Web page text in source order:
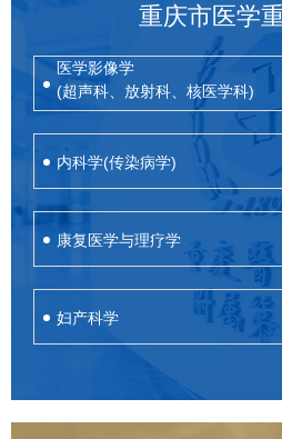
重庆市医学
医学影像学
(超声科、放射科、核医学科)
内科学(传染病学)
康复医学与理疗学
妇产科学